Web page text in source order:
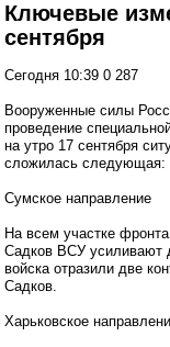
Ключевые
сентября
Сегодня 10:39 0 287
Вооруженные силы
проведение
на утро 17 сентября
сложилась следующая:
Сумское направление
На всем участке
Садков ВСУ усиливают
войска отразили две
Садков.
Харьковское